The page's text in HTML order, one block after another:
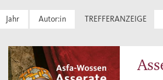
Jahr Autor:in TREFFERANZEIGE